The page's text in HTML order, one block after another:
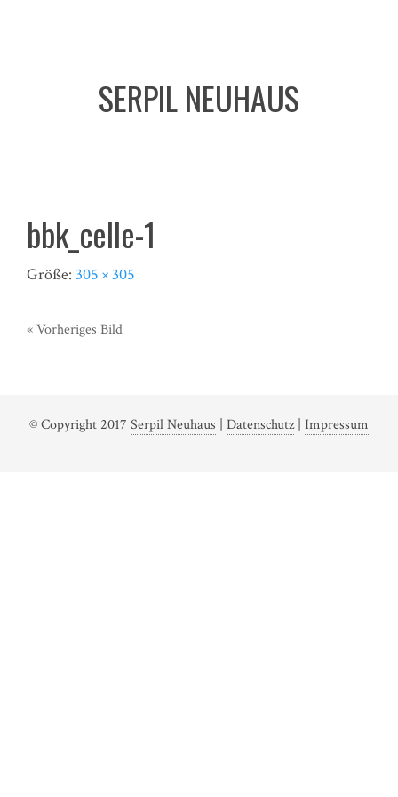
SERPIL NEUHAUS
bbk_celle-1
Größe: 305 × 305
« Vorheriges Bild
© Copyright 2017 Serpil Neuhaus Datenschutz| Impressum